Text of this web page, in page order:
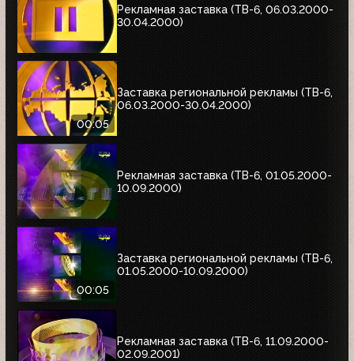
Рекламная заставка (ТВ-6, 06.03.2000-
30.04.2000)
00:05
Заставка региональной рекламы (ТВ-6,
06.03.2000-30.04.2000)
Рекламная заставка (ТВ-6, 01.05.2000-
10.09.2000)
00:05
Заставка региональной рекламы (ТВ-6,
01.05.2000-10.09.2000)
Рекламная заставка (ТВ-6, 11.09.2000-
02.09.2001)